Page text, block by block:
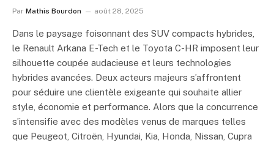
Par Mathis Bourdon août 28, 2025
Dans le paysage foisonnant des SUV compacts hybrides,
le Renault Arkana E-Tech et le Toyota C-HR imposent leur
silhouette coupée audacieuse et leurs technologies
hybrides avancées. Deux acteurs majeurs s’affrontent
pour séduire une clientèle exigeante qui souhaite allier
style, économie et performance. Alors que la concurrence
s’intensifie avec des modèles venus de marques telles
que Peugeot, Citroën, Hyundai, Kia, Honda, Nissan, Cupra